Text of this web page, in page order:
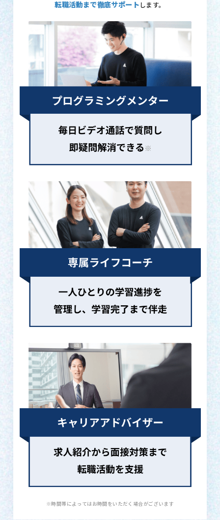
転職活動まで徹底サポート します。
※時間帯によってはお時間をいただく場合がございます